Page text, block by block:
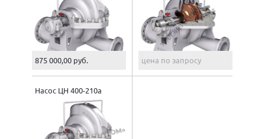
875 000,00 руб. цена по запросу
Насос ЦН 400-210а